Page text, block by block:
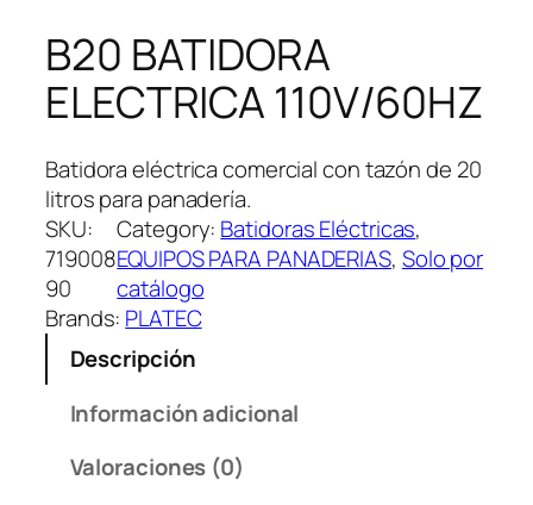
B20 BATIDORA
ELECTRICA 110V/60HZ
Batidora eléctrica comercial con tazón de 20
litros para panadería.
SKU:
719008
90
Category: Batidoras Eléctricas
EQUIPOS PARA PANADERIAS, Solo por
catálogo
Brands: PLATEC
Descripción
Información adicional
Valoraciones (0)